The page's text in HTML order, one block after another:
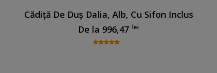
Cădiță De Duș Dalia, Alb, Cu Sifon Inclus
De la 996,47 lei